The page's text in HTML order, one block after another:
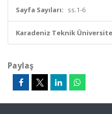
Sayfa Sayıları: ss.1-6
Karadeniz Teknik
Paylaş